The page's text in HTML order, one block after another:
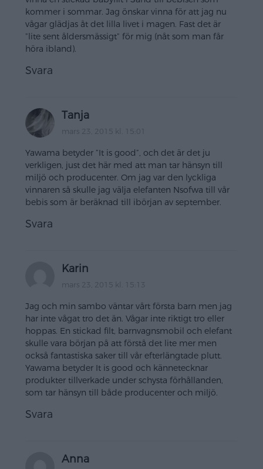
kommer i sommar. Jag önskar vinna för att jag nu
vågar glädjas åt det lilla livet i magen. Fast det är
”lite sent åldersmässigt” för mig (nåt som man får
höra ibland).
Svara
Tanja
mars 23, 2015 kl. 15:01
Yawama betyder ”It is good”, och det är det ju
verkligen, just det här med att man tar hänsyn till
miljö och producenter. Om jag var den lyckliga
vinnaren så skulle jag välja elefanten Nsofwa till vår
bebis som är beräknad till ibörjan av september.
Svara
Karin
mars 23, 2015 kl. 15:13
Jag och min sambo väntar vårt första barn men jag
har inte vågat tro det än. Vågar inte riktigt tro eller
hoppas. En stickad filt, barnvagnsmobil och elefant
skulle vara början på att förstå det lite mer men
också fantastiska saker till vår efterlängtade plutt.
Yawama betyder It is good och kännetecknar
produkter tillverkade under schysta förhållanden,
som tar hänsyn till både producenter och miljö.
Svara
Anna